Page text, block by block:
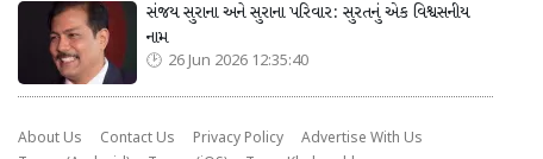
સંજય સુરાના અને સુરાના પરિવાર: સુરતનું એક વિશ્વસનીય
નામ
26 Jun 2026 12:35:40
About Us Contact Us Privacy Policy
Advertise With Us